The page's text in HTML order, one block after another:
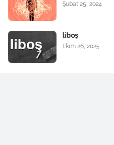
Şubat 25, 2024
liboş
Ekim 26, 2025